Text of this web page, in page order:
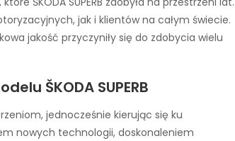
jak i klientów na całym świecie.
jakość przyczyniły się do zdobycia wielu
ŠKODA SUPERB
jednocześnie kierując się ku
nowych technologii, doskonaleniem